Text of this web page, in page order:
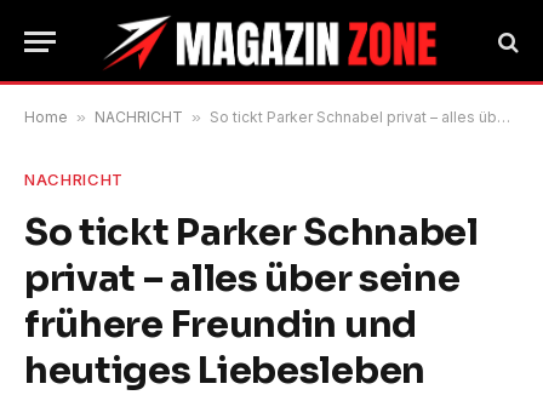
Home » NACHRICHT » So tickt Parker Schnabel privat – alles über seine frühere Freundin und heutiges Liebesleben
NACHRICHT
So tickt Parker Schnabel
privat – alles über seine
frühere Freundin und
heutiges Liebesleben